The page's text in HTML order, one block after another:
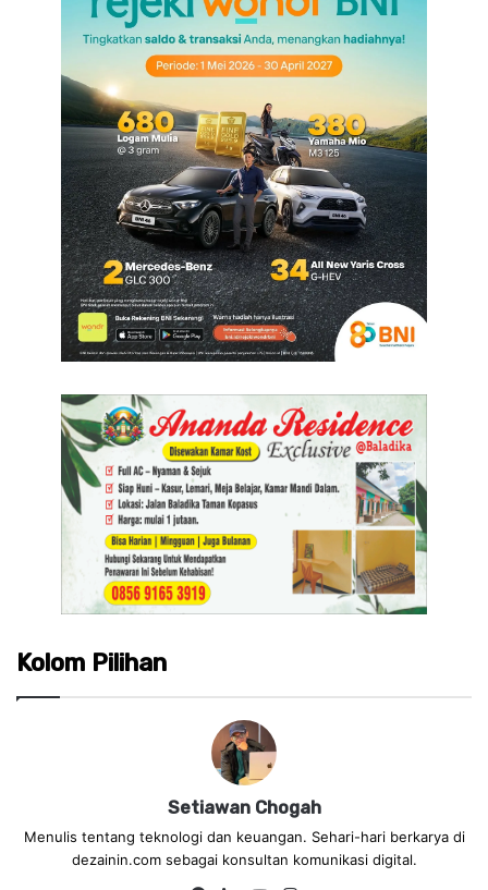
Kolom Pilihan
Setiawan Chogah
Menulis tentang teknologi dan keuangan. Sehari-hari berkarya di
dezainin.com sebagai konsultan komunikasi digital.